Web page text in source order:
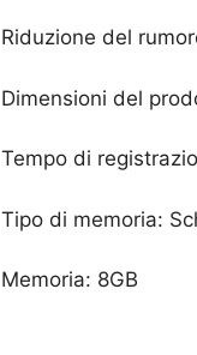
Riduzione del
Dimensioni del
Tempo di
Tipo di memoria:
Memoria: 8GB